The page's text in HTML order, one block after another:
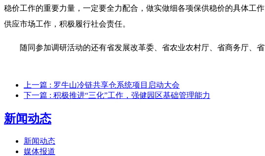
稳价工作的重要力量，一定要全力配合，做实做细各项保供稳价的具体工
供应市场工作，积极履行社会责任。
随同参加调研活动的还有省发展改革委、省农业农村厅、省商务厅、
上一篇 : 罗牛山冷链共享仓系统项目启动大会
下一篇 : 积极推进“三化”工作，强健园区基础管理能力
新闻动态
新闻动态
媒体报道